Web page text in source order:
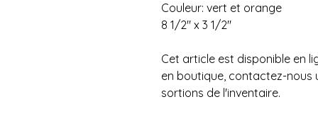
Couleur: vert et orange
8 1/2" x 3 1/2"
Cet article est disponible en
en boutique, contactez-nous
sortions de l'inventaire.